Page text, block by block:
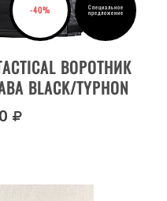
-40% Специальное
предложение
ВОРОТНИК
BLACK/TYPHON